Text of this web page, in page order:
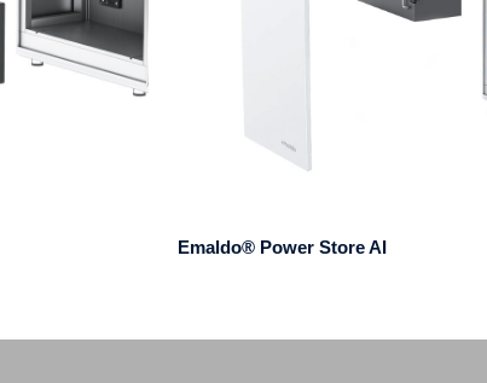
Emaldo® Power Store AI